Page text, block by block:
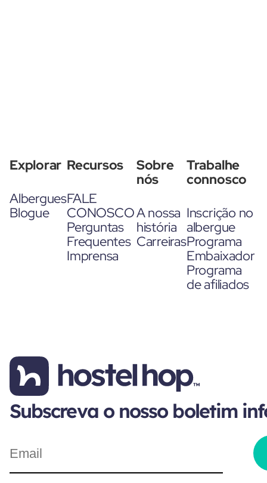
Explorar
Albergues
Blogue
Recursos
FALE
CONOSCO
Perguntas
Frequentes
Imprensa
Sobre
nós
A nossa
história
Carreiras
Trabalhe
connosco
Inscrição no
albergue
Programa
Embaixador
Programa
de afiliados
Subscreva o nosso boletim